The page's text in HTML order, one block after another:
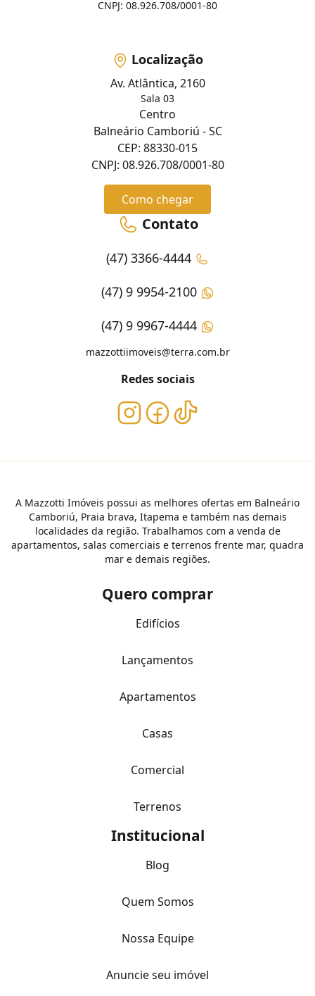
CNPJ: 08.926.708/0001-80
Localização
Av. Atlântica, 2160
Sala 03
Centro
Balneário Camboriú - SC
CEP: 88330-015
CNPJ: 08.926.708/0001-80
Como chegar
Contato
(47) 3366-4444
(47) 9 9954-2100
(47) 9 9967-4444
mazzottiimoveis@terra.com.br
Redes sociais
A Mazzotti Imóveis possui as melhores ofertas em Balneário
Camboriú, Praia brava, Itapema e também nas demais
localidades da região. Trabalhamos com a venda de
apartamentos, salas comerciais e terrenos frente mar, quadra
mar e demais regiões.
Quero comprar
Edifícios
Lançamentos
Apartamentos
Casas
Comercial
Terrenos
Institucional
Blog
Quem Somos
Nossa Equipe
Anuncie seu imóvel